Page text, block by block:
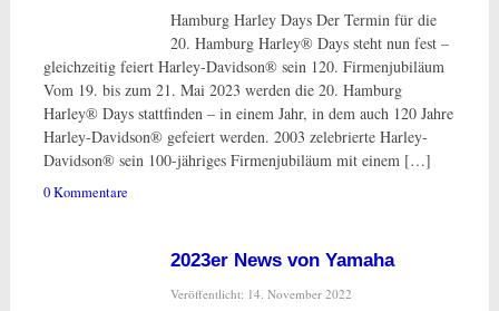
Hamburg Harley Days Der Termin für die
20. Hamburg Harley® Days steht nun fest –
gleichzeitig feiert Harley-Davidson® sein 120. Firmenjubiläum
Vom 19. bis zum 21. Mai 2023 werden die 20. Hamburg
Harley® Days stattfinden – in einem Jahr, in dem auch 120 Jahre
Harley-Davidson® gefeiert werden. 2003 zelebrierte Harley-
Davidson® sein 100-jähriges Firmenjubiläum mit einem […]
0 Kommentare
2023er News von Yamaha
Veröffentlicht: 14. November 2022